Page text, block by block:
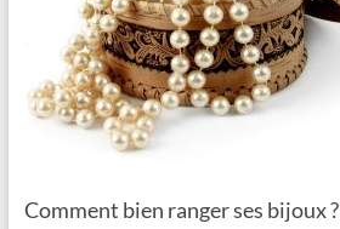
Comment bien ranger ses bijoux ?